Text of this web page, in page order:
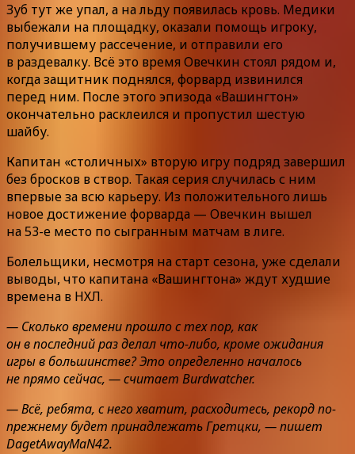
Зуб тут же упал, а на льду появилась кровь. Медики
выбежали на площадку, оказали помощь игроку,
получившему рассечение, и отправили его
в раздевалку. Всё это время Овечкин стоял рядом и,
когда защитник поднялся, форвард извинился
перед ним. После этого эпизода «Вашингтон»
окончательно расклеился и пропустил шестую
шайбу.
Капитан «столичных» вторую игру подряд завершил
без бросков в створ. Такая серия случилась с ним
впервые за всю карьеру. Из положительного лишь
новое достижение форварда — Овечкин вышел
на 53-е место по сыгранным матчам в лиге.
Болельщики, несмотря на старт сезона, уже сделали
выводы, что капитана «Вашингтона» ждут худшие
времена в НХЛ.
— Сколько времени прошло с тех пор, как
он в последний раз делал что-либо, кроме ожидания
игры в большинстве? Это определенно началось
не прямо сейчас, — считает Burdwatcher.
— Всё, ребята, с него хватит, расходитесь, рекорд по-
прежнему будет принадлежать Гретцки, — пишет
DagetAwayMaN42.